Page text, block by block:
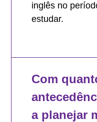
inglês no
estudar.
Com
a planejar